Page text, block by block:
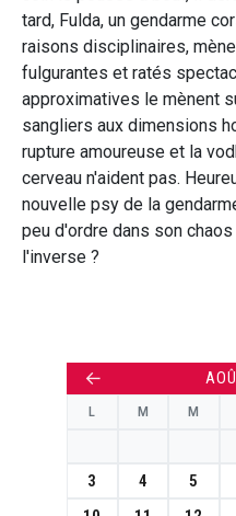
tard, Fulda, un gendarme
raisons disciplinaires,
fulgurantes et ratés
approximatives le mènent
sangliers aux dimensions
rupture amoureuse et la
cerveau n'aident pas.
nouvelle psy de la
peu d'ordre dans son
l'inverse ?
←
L M M
3
4 5